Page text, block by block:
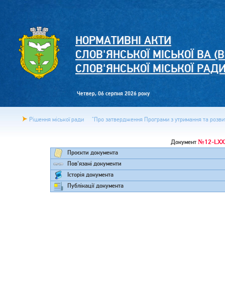
НОРМАТИВНІ АКТИ
СЛОВ'ЯНСЬКОЇ МІСЬКОЇ ВА
СЛОВ'ЯНСЬКОЇ МІСЬКОЇ
Четвер, 06 серпня 2026 року
Рішення міської ради "Про затвердження Програми з утримання та
Документ№12-
Проєкти документа
Пов'язані документи
Історія документа
Публікації документа